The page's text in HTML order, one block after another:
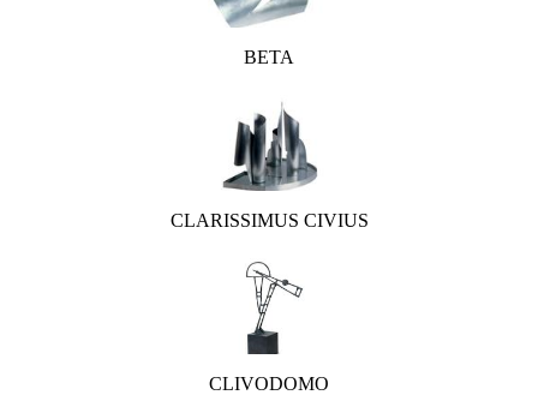
BETA
CLARISSIMUS CIVIUS
CLIVODOMO